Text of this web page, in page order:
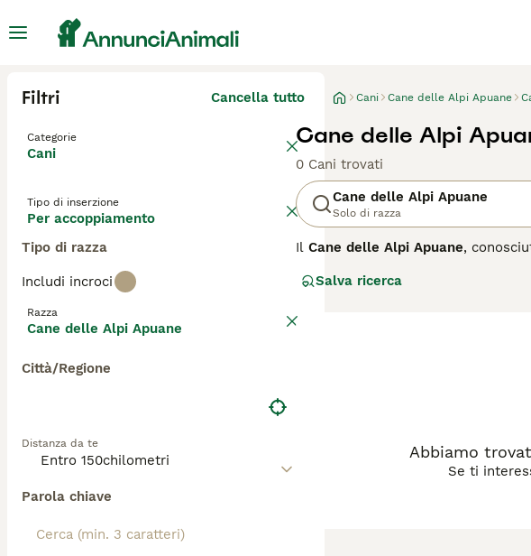
Filtri Cancella tutto
Categorie
Cani
Tipo di inserzione
Per accoppiamento
Tipo di razza
Includi incroci
Razza
Cane delle Alpi Apuane
Città/Regione
Distanza da te
Parola chiave
Cani Cane delle Alpi Apuane
Cane delle Alpi
0 Cani trovati
Cane delle Alpi Apuane
Solo di razza
Il Cane delle Alpi Apuane,
da guardia del bestiame diffusi
adatta ai terreni montani impervi.
protettivo: un guardiano fedele
equilibrata, è adatto a chi cerca
includono la manutenzione del
rilevanti: Cane delle Alpi Apuane,
Salva ricerca
Abbiamo
Se ti